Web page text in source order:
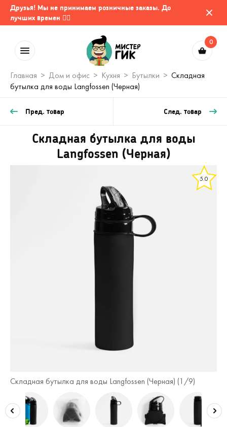
Друзья! Мы не принимаем розничные заказы. До
лучших времен 🤷‍♂️
0
Главная Дом и офис Кухня Бутылки
Складная
бутылка для воды Langfossen (Черная)
Пред. товар След. товар
Складная бутылка для воды
Langfossen (Черная)
5.0
Складная бутылка для воды Langfossen (Черная) (1 /9)